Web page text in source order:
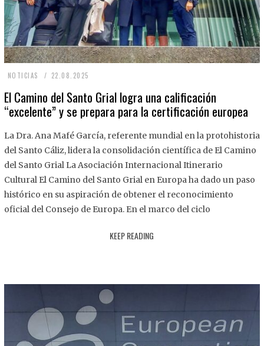
NOTICIAS 22.08.2025
.
8
2
2
El Camino del Santo Grial logra una calificación
“excelente” y se prepara para la certificación europea
La Dra. Ana Mafé García, referente mundial en la protohistoria
del Santo Cáliz, lidera la consolidación científica de El Camino
del Santo Grial La Asociación Internacional Itinerario
Cultural El Camino del Santo Grial en Europa ha dado un paso
histórico en su aspiración de obtener el reconocimiento
oficial del Consejo de Europa. En el marco del ciclo
KEEP READING